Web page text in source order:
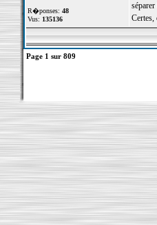
R�ponses: 48
Vus: 135136
Certes,
Page 1 sur 809